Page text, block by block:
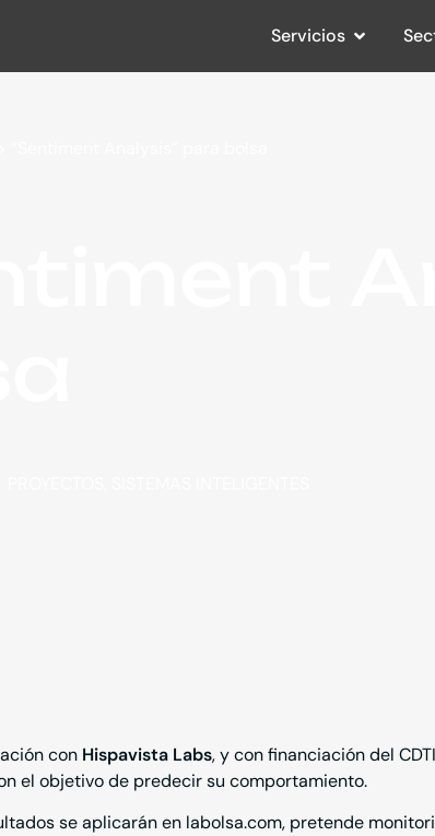
Servicios
con Hispavista Labs, y con financiación del CDTI
el objetivo de predecir su comportamiento.
se aplicarán en labolsa.com, pretende